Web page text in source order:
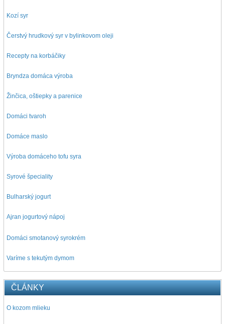
Kozí syr
Čerstvý hrudkový syr v bylinkovom oleji
Recepty na korbáčiky
Bryndza domáca výroba
Žinčica, oštiepky a parenice
Domáci tvaroh
Domáce maslo
Výroba domáceho tofu syra
Syrové špeciality
Bulharský jogurt
Ajran jogurtový nápoj
Domáci smotanový syrokrém
Varíme s tekutým dymom
ČLÁNKY
O kozom mlieku